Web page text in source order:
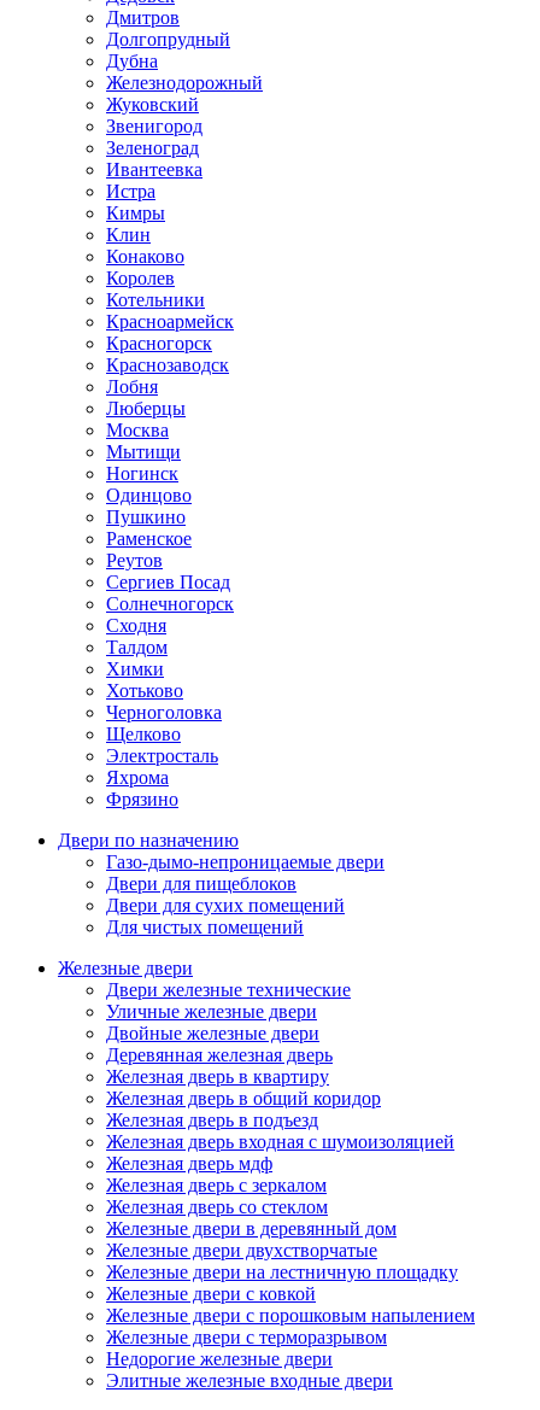
Дмитров
Долгопрудный
Дубна
Железнодорожный
Жуковский
Звенигород
Зеленоград
Ивантеевка
Истра
Кимры
Клин
Конаково
Королев
Котельники
Красноармейск
Красногорск
Краснозаводск
Лобня
Люберцы
Москва
Мытищи
Ногинск
Одинцово
Пушкино
Раменское
Реутов
Сергиев Посад
Солнечногорск
Сходня
Талдом
Химки
Хотьково
Черноголовка
Щелково
Электросталь
Яхрома
Фрязино
Двери по назначению
Газо-дымо-непроницаемые двери
Двери для пищеблоков
Двери для сухих помещений
Для чистых помещений
Железные двери
Двери железные технические
Уличные железные двери
Двойные железные двери
Деревянная железная дверь
Железная дверь в квартиру
Железная дверь в общий коридор
Железная дверь в подъезд
Железная дверь входная с шумоизоляцией
Железная дверь мдф
Железная дверь с зеркалом
Железная дверь со стеклом
Железные двери в деревянный дом
Железные двери двухстворчатые
Железные двери на лестничную площадку
Железные двери с ковкой
Железные двери с порошковым напылением
Железные двери с терморазрывом
Недорогие железные двери
Элитные железные входные двери